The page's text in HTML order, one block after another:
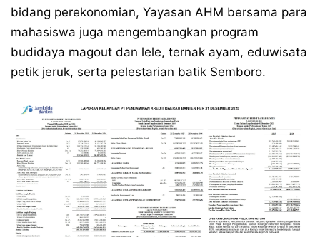
bidang perekonomian, Yayasan AHM bersama para
mahasiswa juga mengembangkan program
budidaya magout dan lele, ternak ayam, eduwisata
petik jeruk, serta pelestarian batik Semboro.